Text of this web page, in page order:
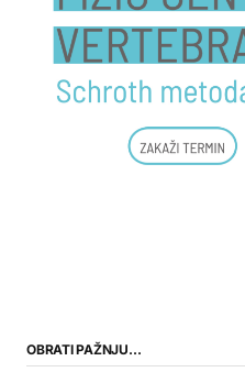
OBRATI PAŽNJU…